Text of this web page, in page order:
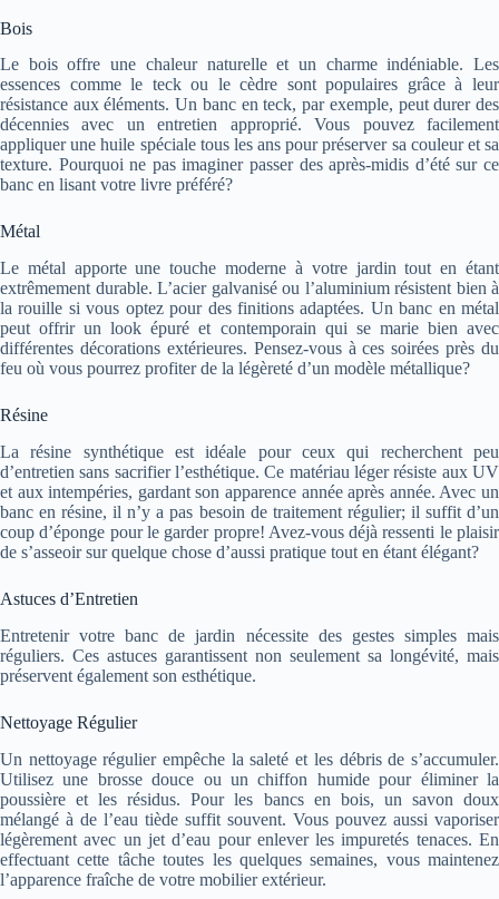
Bois
Le bois offre une chaleur naturelle et un charme indéniable. Les
essences comme le teck ou le cèdre sont populaires grâce à leur
résistance aux éléments. Un banc en teck, par exemple, peut durer des
décennies avec un entretien approprié. Vous pouvez facilement
appliquer une huile spéciale tous les ans pour préserver sa couleur et sa
texture. Pourquoi ne pas imaginer passer des après-midis d’été sur ce
banc en lisant votre livre préféré?
Métal
Le métal apporte une touche moderne à votre jardin tout en étant
extrêmement durable. L’acier galvanisé ou l’aluminium résistent bien à
la rouille si vous optez pour des finitions adaptées. Un banc en métal
peut offrir un look épuré et contemporain qui se marie bien avec
différentes décorations extérieures. Pensez-vous à ces soirées près du
feu où vous pourrez profiter de la légèreté d’un modèle métallique?
Résine
La résine synthétique est idéale pour ceux qui recherchent peu
d’entretien sans sacrifier l’esthétique. Ce matériau léger résiste aux UV
et aux intempéries, gardant son apparence année après année. Avec un
banc en résine, il n’y a pas besoin de traitement régulier; il suffit d’un
coup d’éponge pour le garder propre! Avez-vous déjà ressenti le plaisir
de s’asseoir sur quelque chose d’aussi pratique tout en étant élégant?
Astuces d’Entretien
Entretenir votre banc de jardin nécessite des gestes simples mais
réguliers. Ces astuces garantissent non seulement sa longévité, mais
préservent également son esthétique.
Nettoyage Régulier
Un nettoyage régulier empêche la saleté et les débris de s’accumuler.
Utilisez une brosse douce ou un chiffon humide pour éliminer la
poussière et les résidus. Pour les bancs en bois, un savon doux
mélangé à de l’eau tiède suffit souvent. Vous pouvez aussi vaporiser
légèrement avec un jet d’eau pour enlever les impuretés tenaces. En
effectuant cette tâche toutes les quelques semaines, vous maintenez
l’apparence fraîche de votre mobilier extérieur.